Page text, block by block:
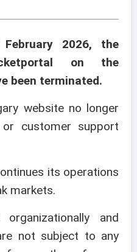
2026, the
on the
been terminated.
website no longer
customer support
its operations
markets.
and
not subject to any